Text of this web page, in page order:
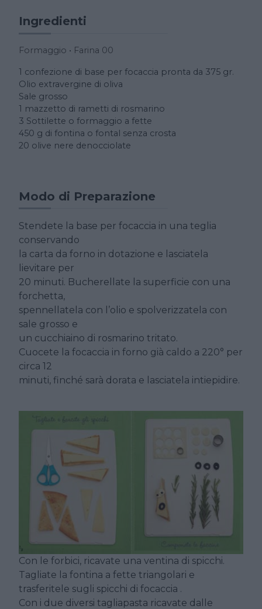
Ingredienti
Formaggio • Farina 00
1 confezione di base per focaccia pronta da 375 gr.
Olio extravergine di oliva
Sale grosso
1 mazzetto di rametti di rosmarino
3 Sottilette o formaggio a fette
450 g di fontina o fontal senza crosta
20 olive nere denocciolate
Modo di Preparazione
Stendete la base per focaccia in una teglia
conservando
la carta da forno in dotazione e lasciatela
lievitare per
20 minuti. Bucherellate la superficie con una
forchetta,
spennellatela con l’olio e spolverizzatela con
sale grosso e
un cucchiaino di rosmarino tritato.
Cuocete la focaccia in forno già caldo a 220° per
circa 12
minuti, finché sarà dorata e lasciatela intiepidire.
Con le forbici, ricavate una ventina di spicchi.
Tagliate la fontina a fette triangolari e
trasferitele sugli spicchi di focaccia .
Con i due diversi tagliapasta ricavate dalle